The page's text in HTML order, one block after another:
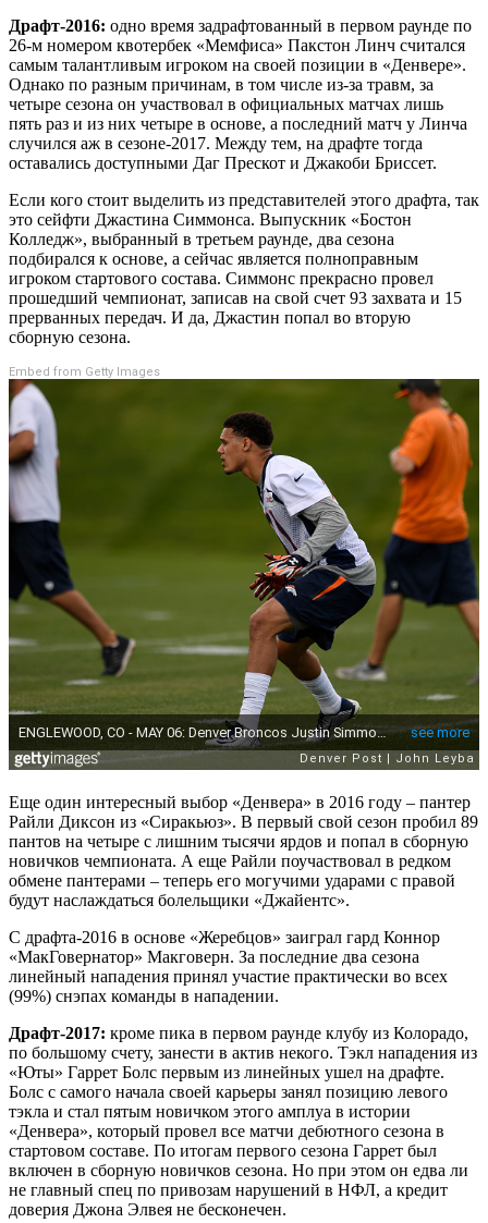
Драфт-2016: одно время задрафтованный в первом раунде по
26-м номером квотербек «Мемфиса» Пакстон Линч считался
самым талантливым игроком на своей позиции в «Денвере».
Однако по разным причинам, в том числе из-за травм, за
четыре сезона он участвовал в официальных матчах лишь
пять раз и из них четыре в основе, а последний матч у Линча
случился аж в сезоне-2017. Между тем, на драфте тогда
оставались доступными Даг Прескот и Джакоби Бриссет.
Если кого стоит выделить из представителей этого драфта, так
это сейфти Джастина Симмонса. Выпускник «Бостон
Колледж», выбранный в третьем раунде, два сезона
подбирался к основе, а сейчас является полноправным
игроком стартового состава. Симмонс прекрасно провел
прошедший чемпионат, записав на свой счет 93 захвата и 15
прерванных передач. И да, Джастин попал во вторую
сборную сезона.
Embed from Getty Images
Еще один интересный выбор «Денвера» в 2016 году – пантер
Райли Диксон из «Сиракьюз». В первый свой сезон пробил 89
пантов на четыре с лишним тысячи ярдов и попал в сборную
новичков чемпионата. А еще Райли поучаствовал в редком
обмене пантерами – теперь его могучими ударами с правой
будут наслаждаться болельщики «Джайентс».
С драфта-2016 в основе «Жеребцов» заиграл гард Коннор
«МакГовернатор» Макговерн. За последние два сезона
линейный нападения принял участие практически во всех
(99%) снэпах команды в нападении.
Драфт-2017: кроме пика в первом раунде клубу из Колорадо,
по большому счету, занести в актив некого. Тэкл нападения из
«Юты» Гаррет Болс первым из линейных ушел на драфте.
Болс с самого начала своей карьеры занял позицию левого
тэкла и стал пятым новичком этого амплуа в истории
«Денвера», который провел все матчи дебютного сезона в
стартовом составе. По итогам первого сезона Гаррет был
включен в сборную новичков сезона. Но при этом он едва ли
не главный спец по привозам нарушений в НФЛ, а кредит
доверия Джона Элвея не бесконечен.